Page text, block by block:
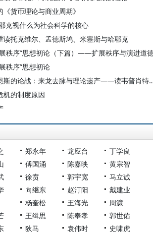
货币理论与商业周期》
克视什么为社会科学的核心
读托克维尔、孟德斯鸠、米塞斯与哈耶克
秩序”思想初论（下篇）——扩展秩序与演进道
秩序”思想初论
韦森：哈耶克与凯恩斯的论战：来龙去脉
机的制度原因
郑永年 龙应台
丁学良
傅国涌 陈嘉映
黄宗智
徐贲 郭宇宽
马立诚
向继东 赵汀阳
戴建业
杨奎松 王海光
周濂
王缉思 陈奉孝
郭世佑
狄马 袁伟时
史啸虎